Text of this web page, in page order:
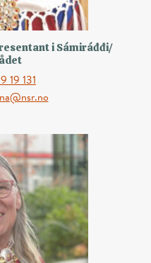
i Sámiráđđi/
19 131